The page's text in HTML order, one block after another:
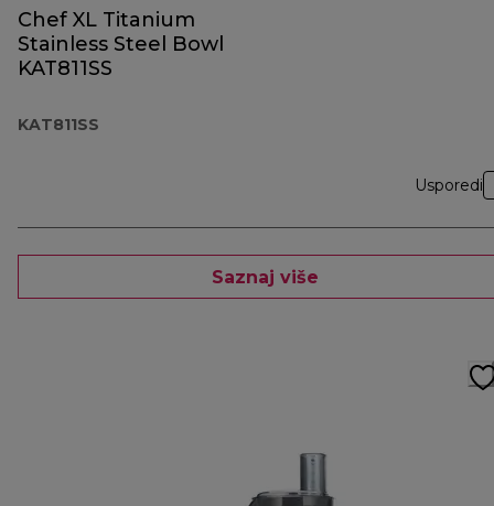
Chef XL Titanium
Stainless Steel Bowl
KAT811SS
KAT811SS
Usporedi
Saznaj više